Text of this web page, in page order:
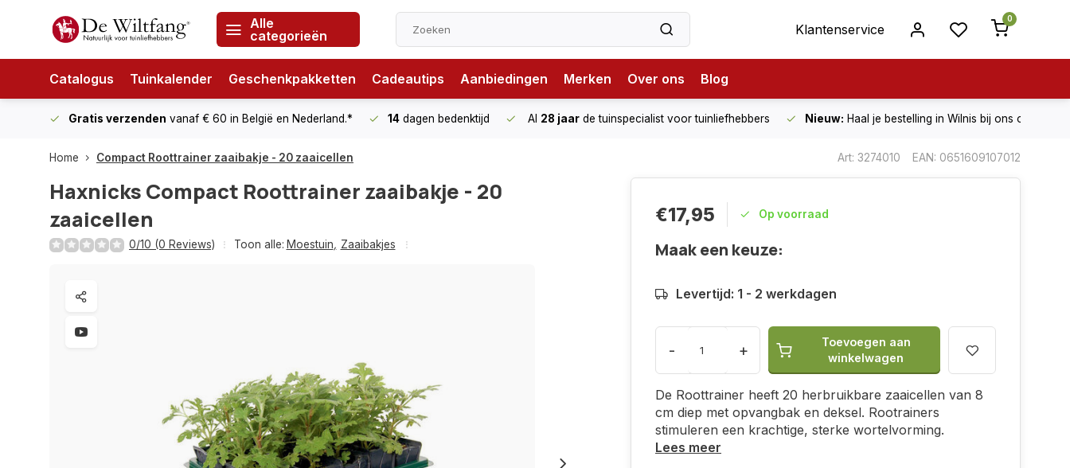
Alle
categorieën
Klantenservice
0
Catalogus Tuinkalender Geschenkpakketten Cadeautips Aanbiedingen Merken Over ons Blog
Gratis verzenden vanaf € 60 in België en Nederland.* 14 dagen bedenktijd Al 28 jaar de tuinspecialist voor tuinliefhebbers Nieuw: Haal je bestelling in Wilnis bij ons op!
Home Compact Roottrainer zaaibakje - 20 zaaicellen Art: 3274010 EAN: 0651609107012
Haxnicks Compact Roottrainer zaaibakje - 20
zaaicellen
0/10 (0 Reviews) Toon alle: Moestuin, Zaaibakjes
€17,95 Op voorraad
Maak een keuze:
Levertijd: 1 - 2 werkdagen
- +
Toevoegen aan
winkelwagen
De Roottrainer heeft 20 herbruikbare zaaicellen van 8
cm diep met opvangbak en deksel. Rootrainers
stimuleren een krachtige, sterke wortelvorming.
Lees meer